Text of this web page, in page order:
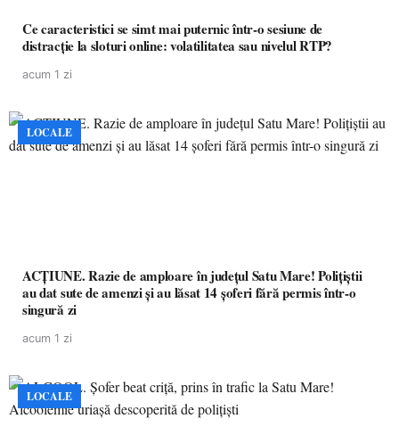
Ce caracteristici se simt mai puternic într-o sesiune de
distracție la sloturi online: volatilitatea sau nivelul RTP?
acum 1 zi
LOCALE
ACȚIUNE. Razie de amploare în județul Satu Mare! Polițiștii
au dat sute de amenzi și au lăsat 14 șoferi fără permis într-o
singură zi
acum 1 zi
LOCALE